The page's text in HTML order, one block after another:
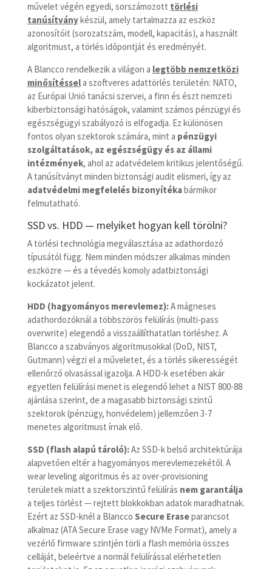
művelet végén egyedi, sorszámozott törlési
tanúsítványkészül, amely tartalmazza az eszköz
azonosítóit (sorozatszám, modell, kapacitás), a használt
algoritmust, a törlés időpontját és eredményét.
A Blancco rendelkezik a világon a legtöbb nemzetközi
minősítéssela szoftveres adattörlés területén: NATO,
az Európai Unió tanácsi szervei, a finn és észt nemzeti
kiberbiztonsági hatóságok, valamint számos pénzügyi és
egészségügyi szabályozó is elfogadja. Ez különösen
fontos olyan szektorok számára, mint a pénzügyi
szolgáltatások, az egészségügy és az állami
intézmények, ahol az adatvédelem kritikus jelentőségű.
A tanúsítványt minden biztonsági audit elismeri, így az
adatvédelmi megfelelés bizonyítékabármikor
felmutatható.
SSD vs. HDD — melyiket hogyan kell törölni?
A törlési technológia megválasztása az adathordozó
típusától függ. Nem minden módszer alkalmas minden
eszközre — és a tévedés komoly adatbiztonsági
kockázatot jelent.
HDD (hagyományos merevlemez):A mágneses
adathordozóknál a többszörös felülírás (multi-pass
overwrite) elegendő a visszaállíthatatlan törléshez. A
Blancco a szabványos algoritmusokkal (DoD, NIST,
Gutmann) végzi el a műveletet, és a törlés sikerességét
ellenőrző olvasással igazolja. A HDD-k esetében akár
egyetlen felülírási menet is elegendő lehet a NIST 800-88
ajánlása szerint, de a magasabb biztonsági szintű
szektorok (pénzügy, honvédelem) jellemzően 3-7
menetes algoritmust írnak elő.
SSD (flash alapú tároló):Az SSD-k belső architektúrája
alapvetően eltér a hagyományos merevlemezekétől. A
wear leveling algoritmus és az over-provisioning
területek miatt a szektorszintű felülírás nem garantálja
a teljes törlést — rejtett blokkokban adatok maradhatnak.
Ezért az SSD-knél a Blancco Secure Eraseparancsot
alkalmaz (ATA Secure Erase vagy NVMe Format), amely a
vezérlő firmware szintjén törli a flash memória összes
celláját, beleértve a normál felülírással elérhetetlen